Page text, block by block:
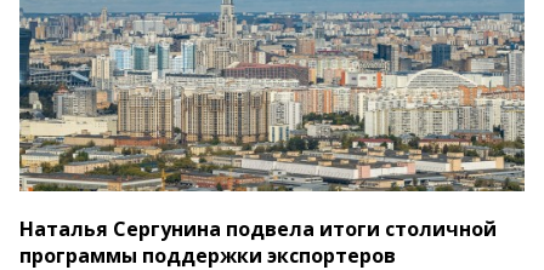
Наталья Сергунина подвела итоги столичной
программы поддержки экспортеров